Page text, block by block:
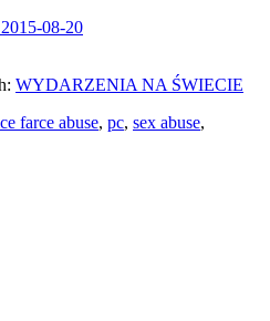
2015-08-20
WYDARZENIA NA ŚWIECIE
farce abuse, pc, sex abuse,